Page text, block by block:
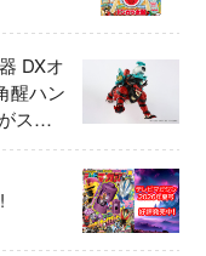
DXオ
醒ハン
スタ